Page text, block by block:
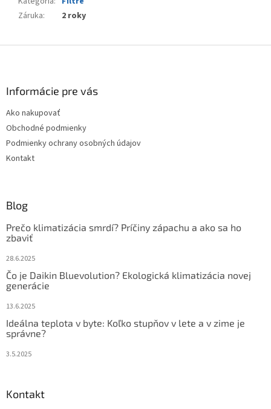
Záruka: 2 roky
Informácie pre vás
Ako nakupovať
Obchodné podmienky
Podmienky ochrany osobných údajov
Kontakt
Blog
Prečo klimatizácia smrdí? Príčiny zápachu a ako sa ho
zbaviť
28.6.2025
Čo je Daikin Bluevolution? Ekologická klimatizácia novej
generácie
13.6.2025
Ideálna teplota v byte: Koľko stupňov v lete a v zime je
správne?
3.5.2025
Kontakt